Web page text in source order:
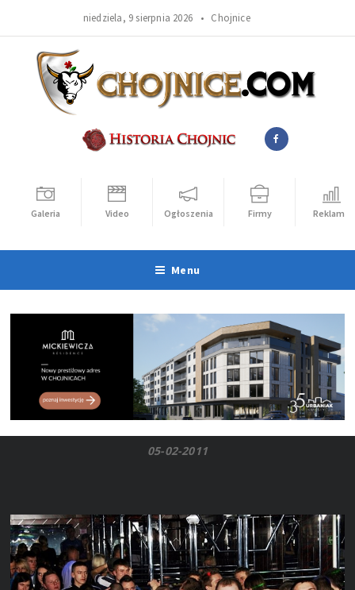
niedziela, 9 sierpnia 2026 • Chojnice
Galeria Video Ogłoszenia Firmy Reklama
Menu
05-02-2011